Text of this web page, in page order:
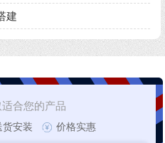
建
合您的产品
货安装 价格实惠